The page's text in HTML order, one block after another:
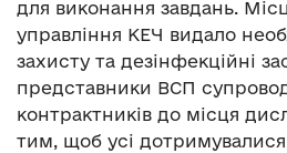
для виконання завдань.
управління КЕЧ видало
захисту та дезінфекційні
представники ВСП
контрактників до місця
тим, щоб усі